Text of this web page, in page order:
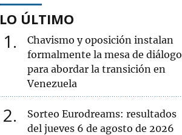
LO ÚLTIMO
1
Chavismo y oposición instalan
formalmente la mesa de diálogo
para abordar la transición en
Venezuela
2
Sorteo Eurodreams: resultados
del jueves 6 de agosto de 2026